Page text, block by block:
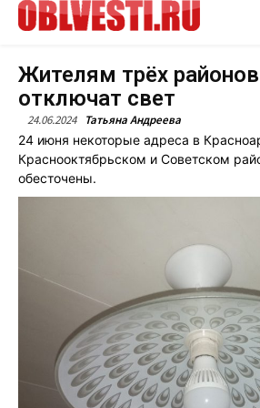
Жителям трёх
отключат свет
24.06.2024 Татьяна Андреева
24 июня некоторые адреса в
Краснооктябрьском и Советском
обесточены.